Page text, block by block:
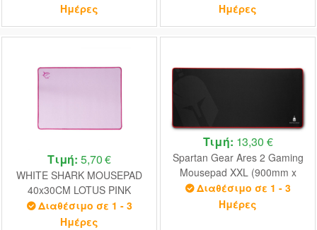
Ημέρες
Ημέρες
Τιμή: 5,70 €
WHITE SHARK MOUSEPAD
40x30CM LOTUS PINK
Διαθέσιμο σε 1 - 3
Ημέρες
Τιμή: 13,30 €
Spartan Gear Ares 2 Gaming
Mousepad XXL (900mm x
400mm)
Διαθέσιμο σε 1 - 3
Ημέρες